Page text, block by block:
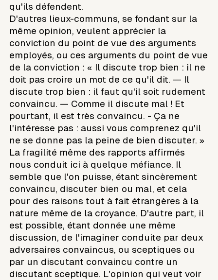
qu'ils défendent.
D'autres lieux-communs, se fondant sur la
même opinion, veulent apprécier la
conviction du point de vue des arguments
employés, ou ces arguments du point de vue
de la conviction : « Il discute trop bien : il ne
doit pas croire un mot de ce qu'il dit. — Il
discute trop bien : il faut qu'il soit rudement
convaincu. — Comme il discute mal ! Et
pourtant, il est très convaincu. - Ça ne
l'intéresse pas : aussi vous comprenez qu'il
ne se donne pas la peine de bien discuter. »
La fragilité même des rapports affirmés
nous conduit ici à quelque méfiance. Il
semble que l'on puisse, étant sincèrement
convaincu, discuter bien ou mal, et cela
pour des raisons tout à fait étrangères à la
nature même de la croyance. D'autre part, il
est possible, étant donnée une même
discussion, de l'imaginer conduite par deux
adversaires convaincus, ou sceptiques ou
par un discutant convaincu contre un
discutant sceptique. L'opinion qui veut voir